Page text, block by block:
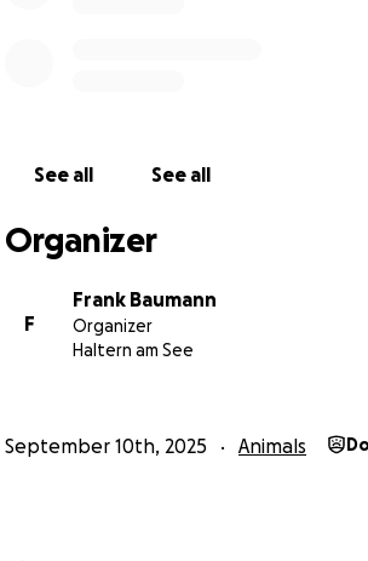
See all See all
Organizer
F
Frank Baumann
Organizer
Haltern am See
September 10th, 2025 Animals